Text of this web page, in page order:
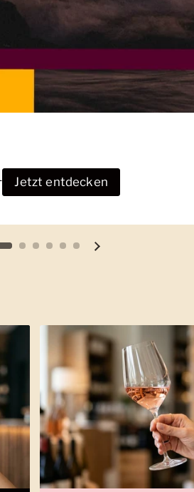
Jetzt entdecken
Folie Nächste Folie